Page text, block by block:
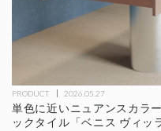
PRODUCT 2026.05.27
単色に近いニュアンスカラ
ックタイル「ベニス ヴィッ